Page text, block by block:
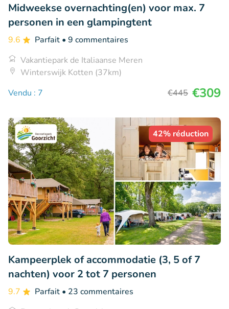
Midweekse overnachting(en) voor max. 7
personen in een glampingtent
9.6 Parfait • 9 commentaires
Vakantiepark de Italiaanse Meren
Winterswijk Kotten (37km)
Vendu : 7
€445 €309
42% réduction
Kampeerplek of accommodatie (3, 5 of 7
nachten) voor 2 tot 7 personen
9.7 Parfait • 23 commentaires